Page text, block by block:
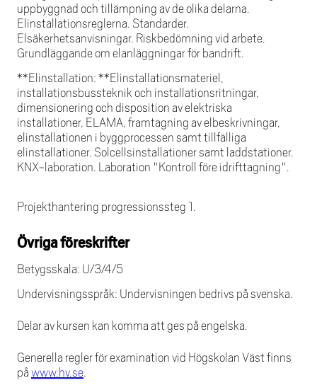
uppbyggnad och tillämpning av de olika delarna.
Elinstallationsreglerna. Standarder.
Elsäkerhetsanvisningar. Riskbedömning vid arbete.
Grundläggande om elanläggningar för bandrift.
**Elinstallation: **Elinstallationsmateriel,
installationsbussteknik och installationsritningar,
dimensionering och disposition av elektriska
installationer, ELAMA, framtagning av elbeskrivningar,
elinstallationen i byggprocessen samt tillfälliga
elinstallationer. Solcellsinstallationer samt laddstationer.
KNX-laboration. Laboration "Kontroll före idrifttagning".
Projekthantering progressionssteg 1.
Övriga föreskrifter
Betygsskala: U/3/4/5
Undervisningsspråk: Undervisningen bedrivs på svenska.
Delar av kursen kan komma att ges på engelska.
Generella regler för examination vid Högskolan Väst finns
på www.hv.se.